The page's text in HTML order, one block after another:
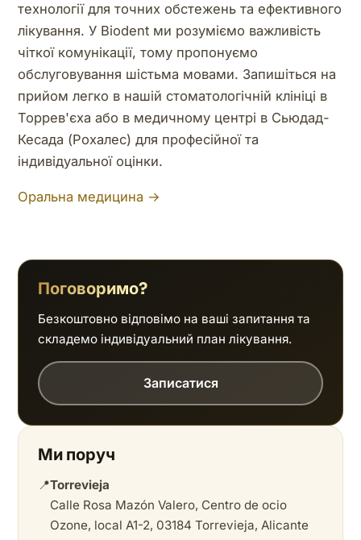
технології для точних обстежень та ефективного
лікування. У Biodent ми розуміємо важливість
чіткої комунікації, тому пропонуємо
обслуговування шістьма мовами. Запишіться на
прийом легко в нашій стоматологічній клініці в
Торрев'єха або в медичному центрі в Сьюдад-
Кесада (Рохалес) для професійної та
індивідуальної оцінки.
Оральна медицина →
Поговоримо?
Безкоштовно відповімо на ваші запитання та
складемо індивідуальний план лікування.
Записатися
Ми поруч
📍Torrevieja
Calle Rosa Mazón Valero, Centro de ocio
Ozone, local A1-2, 03184 Torrevieja, Alicante